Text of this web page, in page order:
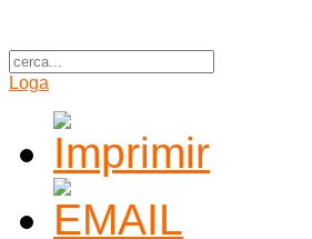
Loga